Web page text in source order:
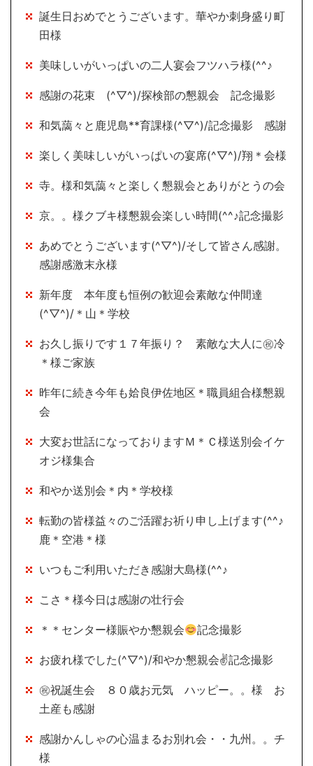
誕生日おめでとうございます。華やか刺身盛り町
田様
美味しいがいっぱいの二人宴会フツハラ様(^^♪
感謝の花束 (^▽^)/探検部の懇親会 記念撮影
和気藹々と鹿児島**育課様(^▽^)/記念撮影 感謝
楽しく美味しいがいっぱいの宴席(^▽^)/翔＊会様
寺。様和気藹々と楽しく懇親会とありがとうの会
京。。様クブキ様懇親会楽しい時間(^^♪記念撮影
あめでとうございます(^▽^)/そして皆さん感謝。
感謝感激末永様
新年度 本年度も恒例の歓迎会素敵な仲間達
(^▽^)/＊山＊学校
お久し振りです１７年振り？ 素敵な大人に㊗冷
＊様ご家族
昨年に続き今年も姶良伊佐地区＊職員組合様懇親
会
大変お世話になっておりますＭ＊Ｃ様送別会イケ
オジ様集合
和やか送別会＊内＊学校様
転勤の皆様益々のご活躍お祈り申し上げます(^^♪
鹿＊空港＊様
いつもご利用いただき感謝大島様(^^♪
こさ＊様今日は感謝の壮行会
＊＊センター様賑やか懇親会 記念撮影
お疲れ様でした(^▽^)/和やか懇親会✌記念撮影
㊗祝誕生会 ８０歳お元気 ハッピー。。様 お
土産も感謝
感謝かんしゃの心温まるお別れ会・・九州。。チ
様